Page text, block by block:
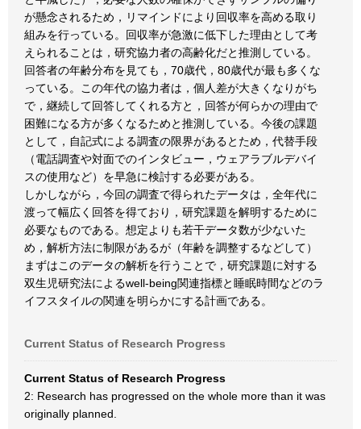
が懸念されるため，リマインドにより回収率を高める取り
組みを行っている。回収率が急激に低下した理由として考
えられることは，研究協力者の高齢化だと推測している。
回答者の年齢分布を見ても，70歳代，80歳代が最も多くな
っている。この年代の協力者は，個人差が大きくなりがち
で，継続して回答してくれる方と，回答が何らかの理由で
困難になる方が多くなるためと推測している。今後の課題
として，自記式による調査の限界があるとため，代替手段
（電話調査や対面でのインタビュー，ウェアラブルデバイ
スの使用など）を早急に検討する必要がある。
しかしながら，今回の調査で得られたデータは，全年代に
渡って幅広く回答を得ており，研究課題を解明するために
必要なものである。想定よりも若干データ数が少ないた
め，解析方法に制限があるが（年齢を調整するなどして）
まずはこのデータの解析を行うことで，研究課題に対する
双生児研究法によるwell-being関連指標と睡眠時間などのラ
イフスタイルの関連を明らかにする計画である。
Current Status of Research Progress
Current Status of Research Progress
2: Research has progressed on the whole more than it was
originally planned.